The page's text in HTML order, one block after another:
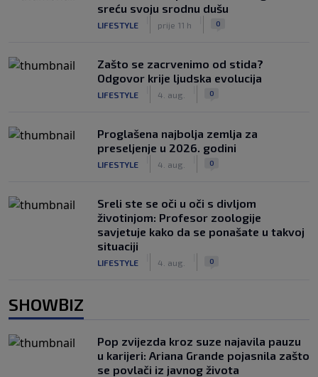
sreću svoju srodnu dušu
LIFESTYLE prije 11 h 0
Zašto se zacrvenimo od stida?
Odgovor krije ljudska evolucija
LIFESTYLE 4. aug. 0
Proglašena najbolja zemlja za
preseljenje u 2026. godini
LIFESTYLE 4. aug. 0
Sreli ste se oči u oči s divljom
životinjom: Profesor zoologije
savjetuje kako da se ponašate u takvoj
situaciji
LIFESTYLE 4. aug. 0
SHOWBIZ
Pop zvijezda kroz suze najavila pauzu
u karijeri: Ariana Grande pojasnila zašto
se povlači iz javnog života